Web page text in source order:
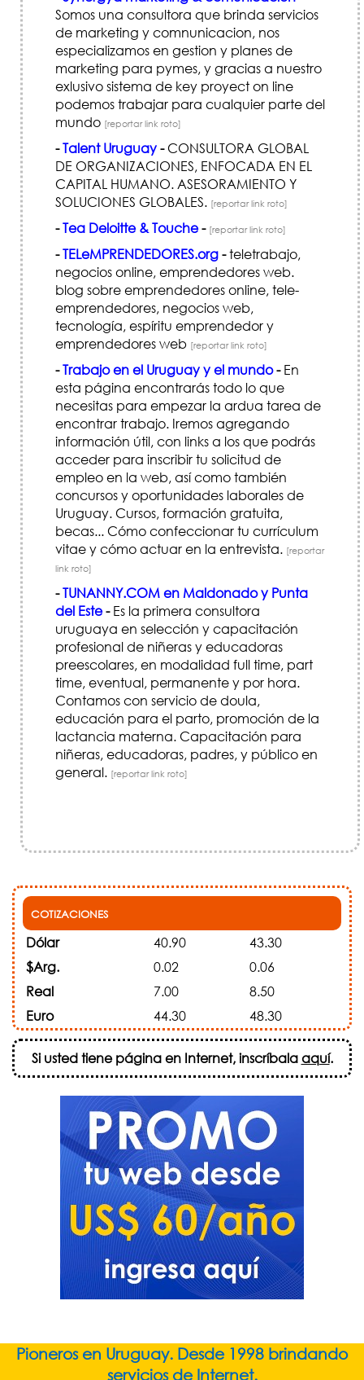
Somos una consultora que brinda servicios
de marketing y comnunicacion, nos
especializamos en gestion y planes de
marketing para pymes, y gracias a nuestro
exlusivo sistema de key proyect on line
podemos trabajar para cualquier parte del
mundo [reportar link roto]
-Talent Uruguay-CONSULTORA GLOBAL
DE ORGANIZACIONES, ENFOCADA EN EL
CAPITAL HUMANO. ASESORAMIENTO Y
SOLUCIONES GLOBALES. [reportar link roto]
-Tea Deloitte & Touche- [reportar link roto]
-TELeMPRENDEDORES.org-teletrabajo,
negocios online, emprendedores web.
blog sobre emprendedores online, tele-
emprendedores, negocios web,
tecnología, espíritu emprendedor y
emprendedores web [reportar link roto]
-Trabajo en el Uruguay y el mundo-En
esta página encontrarás todo lo que
necesitas para empezar la ardua tarea de
encontrar trabajo. Iremos agregando
información útil, con links a los que podrás
acceder para inscribir tu solicitud de
empleo en la web, así como también
concursos y oportunidades laborales de
Uruguay. Cursos, formación gratuita,
becas... Cómo confeccionar tu currículum
vitae y cómo actuar en la entrevista. [reportar
link roto]
-TUNANNY.COM en Maldonado y Punta
del Este-Es la primera consultora
uruguaya en selección y capacitación
profesional de niñeras y educadoras
preescolares, en modalidad full time, part
time, eventual, permanente y por hora.
Contamos con servicio de doula,
educación para el parto, promoción de la
lactancia materna. Capacitación para
niñeras, educadoras, padres, y público en
general. [reportar link roto]
COTIZACIONES
Dólar 40.90
43.30
$Arg.
0.02
0.06
Real
7.00
8.50
Euro
44.30 48.30
Si usted tiene página en Internet, inscríbalaaquí.
Pioneros en Uruguay. Desde 1998 brindando
servicios de Internet.